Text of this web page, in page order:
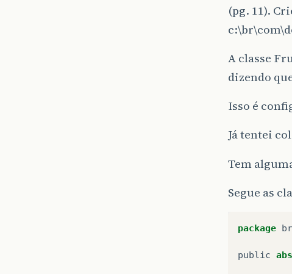
(pg. 11).
A classe
dizendo
Isso é
Já tentei
Tem
Segue as
package br
public